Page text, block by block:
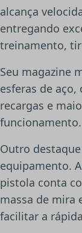
alcança
entregando
treinamento,
Seu magazine
esferas de
recargas e
funcionamento.
Outro
equipamento.
pistola conta
massa de mira
facilitar a